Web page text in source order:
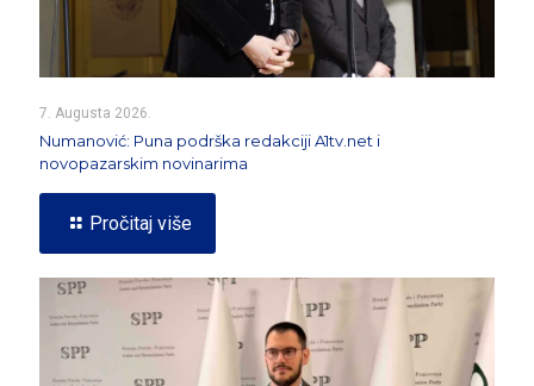
7. Augusta 2026.
Numanović: Puna podrška redakciji A1tv.net i
novopazarskim novinarima
Pročitaj više